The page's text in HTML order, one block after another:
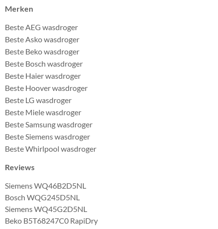
Merken
Beste AEG wasdroger
Beste Asko wasdroger
Beste Beko wasdroger
Beste Bosch wasdroger
Beste Haier wasdroger
Beste Hoover wasdroger
Beste LG wasdroger
Beste Miele wasdroger
Beste Samsung wasdroger
Beste Siemens wasdroger
Beste Whirlpool wasdroger
Reviews
Siemens WQ46B2D5NL
Bosch WQG245D5NL
Siemens WQ45G2D5NL
Beko B5T68247C0 RapiDry